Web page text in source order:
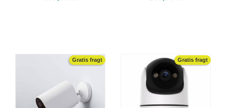
Gratis fragt Gratis fragt